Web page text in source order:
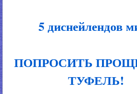
5 диснейлендов
ПОПРОСИТЬ
ТУФЕЛЬ!